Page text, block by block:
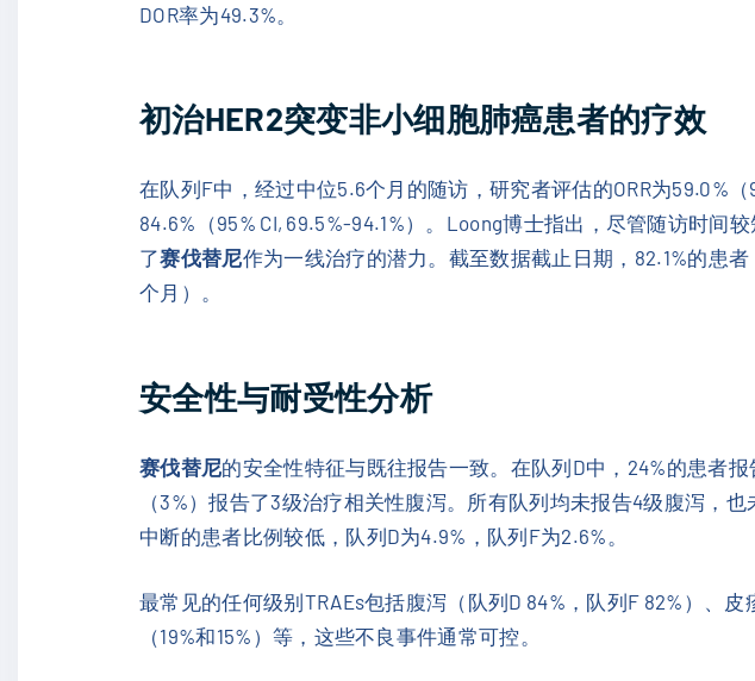
DOR率为49.3%。
初治HER2突变非小细胞肺癌患者的疗效
在队列F中，经过中位5.6个月的随访，研究者评估的ORR为59.0%
84.6%（95% CI, 69.5%-94.1%）。Loong博士指出，尽管随访时
了赛伐替尼作为一线治疗的潜力。截至数据截止日期，82.1%的患
个月）。
安全性与耐受性分析
赛伐替尼的安全性特征与既往报告一致。在队列D中，24%的患者
（3%）报告了3级治疗相关性腹泻。所有队列均未报告4级腹泻，
中断的患者比例较低，队列D为4.9%，队列F为2.6%。
最常见的任何级别TRAEs包括腹泻（队列D 84%，队列F 82%）、
（19%和15%）等，这些不良事件通常可控。